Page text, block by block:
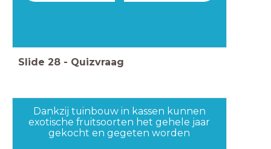
Slide 28 - Quizvraag
Dankzij tuinbouw in kassen kunnen
exotische fruitsoorten het gehele jaar
gekocht en gegeten worden